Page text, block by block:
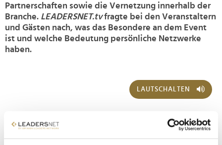
Partnerschaften sowie die Vernetzung innerhalb der
Branche. LEADERSNET.tvfragte bei den Veranstaltern
und Gästen nach, was das Besondere an dem Event
ist und welche Bedeutung persönliche Netzwerke
haben.
LAUTSCHALTEN